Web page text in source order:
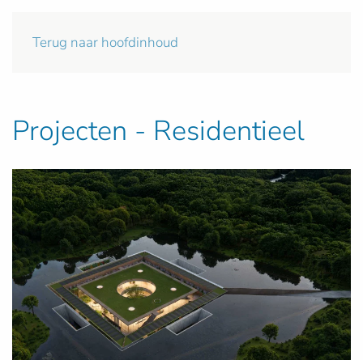
Terug naar hoofdinhoud
Projecten - Residentieel